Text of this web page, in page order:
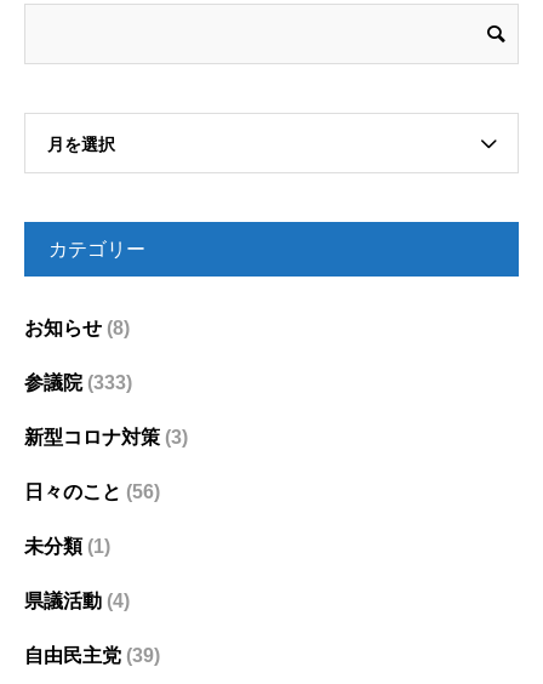
月を選択
カテゴリー
お知らせ (8)
参議院(333)
新型コロナ対策 (3)
日々のこと (56)
未分類(1)
県議活動 (4)
自由民主党 (39)